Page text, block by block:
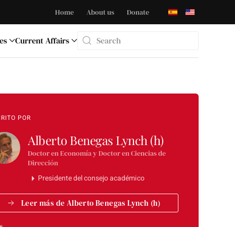
Home About us Donate
Current Affairs
POR
Alberto Benegas Lynch (h)
Doctor en Economía y Doctor en Ciencias de
Dirección
Presidente del consejo académico
Leer más de Alberto Benegas Lynch (h)